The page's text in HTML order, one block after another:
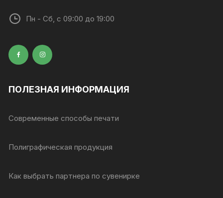
Пн - Сб, с 09:00 до 19:00
ПОЛЕЗНАЯ ИНФОРМАЦИЯ
Современные способы печати
Полиграфическая продукция
Как выбрать партнера по сувенирке